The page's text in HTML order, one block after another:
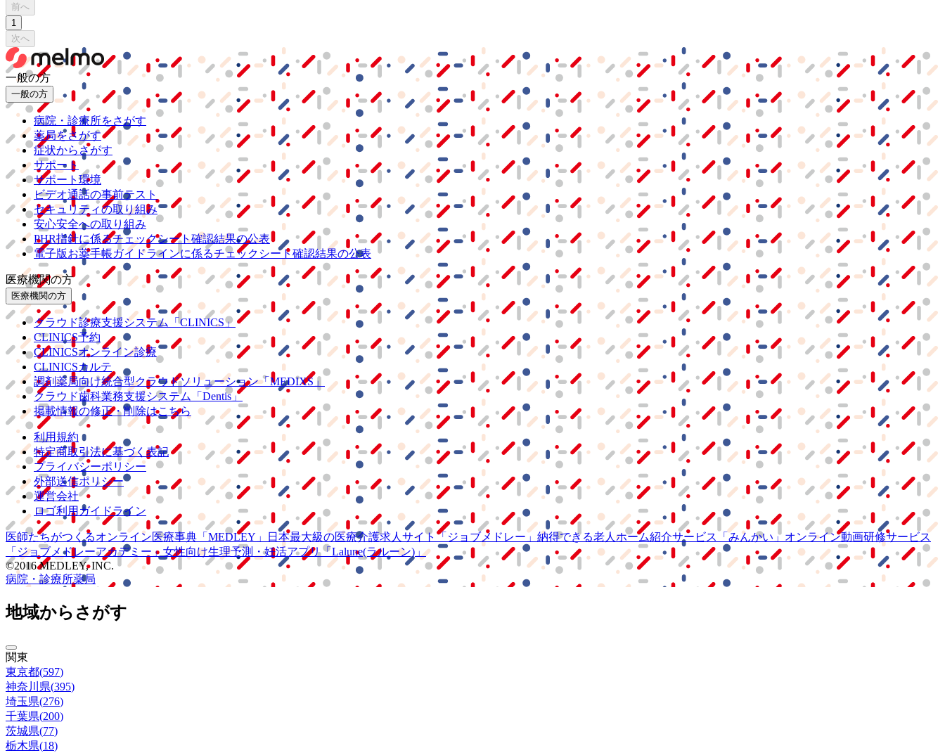
前へ
1
次へ
一般の方
一般の方
病院・診療所をさがす
薬局をさがす
症状からさがす
サポート
サポート環境
ビデオ通話の事前テスト
セキュリティの取り組み
安心安全への取り組み
PHR指針に係るチェックシート確認結果の公表
電子版お薬手帳ガイドラインに係るチェックシート確認結果の公表
医療機関の方
医療機関の方
クラウド診療支援システム
「CLINICS」
CLINICS予約
CLINICSオンライン診療
CLINICSカルテ
調剤薬局向け統合型クラウドソリューション「MEDIXS」
クラウド歯科業務支援システム
「Dentis」
掲載情報の修正・削除はこちら
利用規約
特定商取引法に基づく表記
プライバシーポリシー
外部送信ポリシー
運営会社
ロゴ利用ガイドライン
医師たちがつくるオンライン医療事典 「MEDLEY」 日本最大級の医療介護求人サイト 「ジョブメドレー」 納得できる老人ホーム紹介サービス 「みんかい」 オンライン動画研修サービス
「ジョブメドレーアカデミー」 女性向け生理予測・妊活アプリ「Lalune(ラルーン)」
©2016 MEDLEY, INC.
病院・診療所薬局
地域からさがす
関東
東京都(597)
神奈川県(395)
埼玉県(276)
千葉県(200)
茨城県(77)
栃木県(18)